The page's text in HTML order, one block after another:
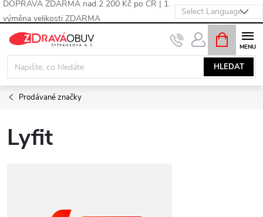
DOPRAVA ZDARMA nad 2 200 Kč po ČR | 1.
výměna velikosti ZDARMA
Přejít
obsah
HLEDAT
NÁKUPNÍ
KOŠÍK
Prodávané značky
Lyfit